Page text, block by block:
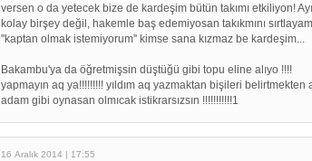
versen o da yetecek bize de kardeşim bütün takımı etkiliyon!
kolay birşey değil, hakemle baş edemiyosan takıkmını
''kaptan olmak istemiyorum'' kimse sana kızmaz be kardeşim...
Bakambu'ya da öğretmişsin düştüğü gibi topu eline alıyo !!!!
yapmayın aq ya!!!!!!!!! yıldım aq yazmaktan bişileri belirtmekten
adam gibi oynasan olmıcak istikrarsızsın !!!!!!!!!!!1
16 Aralık 2014 | 17:55